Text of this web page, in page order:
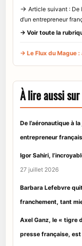
→ Article suivant : De
d’un entrepreneur
→ Voir toute la
→ Le Flux du Mague
À lire aussi
De l’aéronautique à
entrepreneur
Igor Sahiri,
27 juillet 2026
Barbara Lefebvre
franchement, tant
Axel Ganz, le « tigre
presse française,